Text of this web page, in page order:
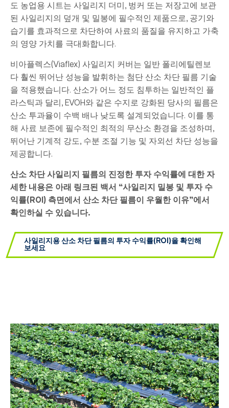
도 농업용 시트는 사일리지 더미, 벙커 또는 저장고에 보관
된 사일리지의 덮개 및 밀봉에 필수적인 제품으로, 공기와
습기를 효과적으로 차단하여 사료의 품질을 유지하고 가축
의 영양 가치를 극대화합니다.
비아플렉스(Viaflex) 사일리지 커버는 일반 폴리에틸렌보
다 훨씬 뛰어난 성능을 발휘하는 첨단 산소 차단 필름 기술
을 적용했습니다. 산소가 어느 정도 침투하는 일반적인 플
라스틱과 달리, EVOH와 같은 수지로 강화된 당사의 필름은
산소 투과율이 수백 배나 낮도록 설계되었습니다. 이를 통
해 사료 보존에 필수적인 최적의 무산소 환경을 조성하며,
뛰어난 기계적 강도, 수분 조절 기능 및 자외선 차단 성능을
제공합니다.
산소 차단 사일리지 필름의 진정한 투자 수익률에 대한 자
세한 내용은 아래 링크된 백서 “사일리지 밀봉 및 투자 수
익률(ROI) 측면에서 산소 차단 필름이 우월한 이유”에서
확인하실 수 있습니다.
사일리지용 산소 차단 필름의 투자 수익률(ROI)을 확인해
보세요